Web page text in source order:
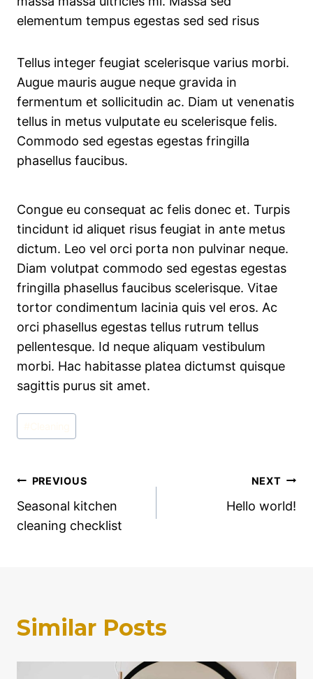
elementum tempus egestas sed sed risus
Tellus integer feugiat scelerisque varius morbi.
Augue mauris augue neque gravida in
fermentum et sollicitudin ac. Diam ut venenatis
tellus in metus vulputate eu scelerisque felis.
Commodo sed egestas egestas fringilla
phasellus faucibus.
Congue eu consequat ac felis donec et. Turpis
tincidunt id aliquet risus feugiat in ante metus
dictum. Leo vel orci porta non pulvinar neque.
Diam volutpat commodo sed egestas egestas
fringilla phasellus faucibus scelerisque. Vitae
tortor condimentum lacinia quis vel eros. Ac
orci phasellus egestas tellus rutrum tellus
pellentesque. Id neque aliquam vestibulum
morbi. Hac habitasse platea dictumst quisque
sagittis purus sit amet.
Post
Tags:
Post
navigation
PREVIOUS
Seasonal kitchen
cleaning checklist
NEXT
Hello world!
Similar Posts